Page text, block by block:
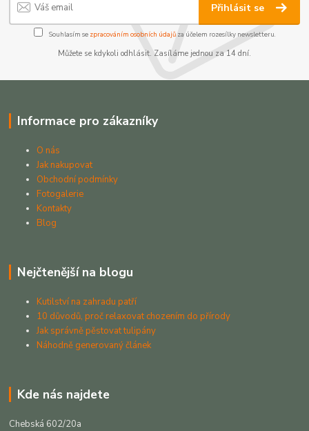
Přihlásit se
Souhlasím se zpracováním osobních údajůza účelem rozesílky newsletteru.
Můžete se kdykoli odhlásit. Zasíláme jednou za 14 dní.
Informace pro zákazníky
O nás
Jak nakupovat
Obchodní podmínky
Fotogalerie
Kontakty
Blog
Nejčtenější na blogu
Kutilství na zahradu patří
10 důvodů, proč relaxovat chozením do přírody
Jak správně pěstovat tulipány
Náhodně generovaný článek
Kde nás najdete
Chebská 602/20a